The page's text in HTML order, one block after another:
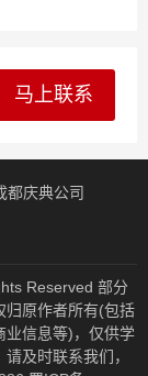
马上联系
都庆典公司
Reserved 部分
归原作者所有(包括
业信息等)，仅供学
及时联系我们，